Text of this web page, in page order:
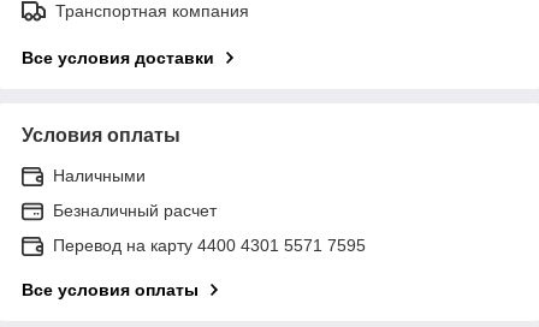
Транспортная компания
Все условия доставки
Условия оплаты
Наличными
Безналичный расчет
Перевод на карту 4400 4301 5571 7595
Все условия оплаты